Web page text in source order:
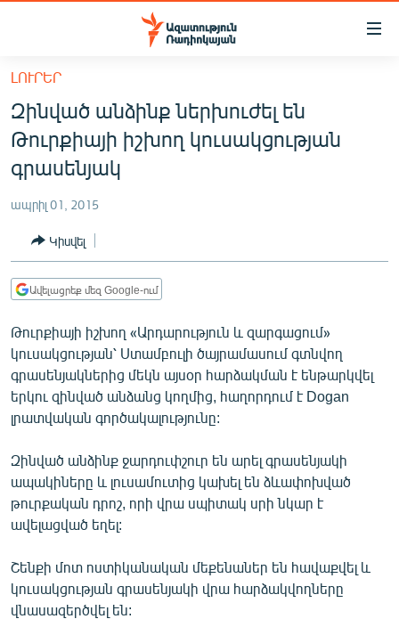
Մատչելիության
հիմնական
բովանդակությանը
Անցնել
հիմնական
մենյուին
ՀԱՅԱՍՏԱՆ
ՔԱՂԱՔԱԿԱՆ
ՀԱՍԱՐԱԿՈՒԹՅՈՒՆ
ՏՆՏԵՍՈՒԹՅՈՒՆ
ՊԱՏԵՐԱԶՄԻ 6 ՇԱԲԱԹՆԵՐԸ
ՏԱՐԱԾԱՇՐՋԱՆ
ՄԻՋԱԶԳԱՅԻՆ
ՍՊՈՐՏ
ՄԵԿՆԱԲԱՆՈՒԹՅՈՒՆ
ԿՈՐՈՆԱՎԻՐՈՒՍ
ԱՐԽԻՎ
ԼՈՒՐԵՐ
Զինված անձինք ներխուժել են
Թուրքիայի իշխող կուսակցության
գրասենյակ
ապրիլ 01, 2015
Կիսվել
Ավելացրեք մեզ Google-ում
Թուրքիայի իշխող «Արդարություն և զարգացում»
կուսակցության՝ Ստամբուլի ծայրամասում գտնվող
գրասենյակներից մեկն այսօր հարձակման է ենթարկվել
երկու զինված անձանց կողմից, հաղորդում է Dogan
լրատվական գործակալությունը:
Զինված անձինք ջարդուփշուր են արել գրասենյակի
ապակիները և լուսամուտից կախել են ձևափոխված
թուրքական դրոշ, որի վրա սպիտակ սրի նկար է
ավելացված եղել:
Շենքի մոտ ոստիկանական մեքենաներ են հավաքվել և
կուսակցության գրասենյակի վրա հարձակվողները
վնասազերծվել են: